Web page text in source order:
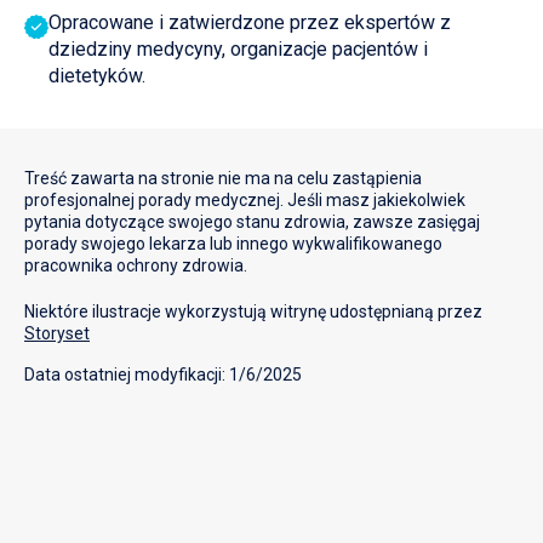
2019.
Mayo Clinic. Blood pressure test. 2018. Accessed on
turning evidence into action. Geneva: World Health
Organization; 2025.
16
Prejbisz A. et al. Wytyczne postępowania w
Ekspertów Polskiego Towarzystwa Nadciśnienia
Tętniczego/Polskiego Towarzystwa
Kardiologicznego, Nadciśnienie Tętnicze w Praktyce
Opracowane i zatwierdzone przez ekspertów z
dziedziny medycyny, organizacje pacjentów i
dietetyków.
Treść zawarta na stronie nie ma na celu zastąpienia
profesjonalnej porady medycznej. Jeśli masz jakiekolwiek
pytania dotyczące swojego stanu zdrowia, zawsze zasięgaj
porady swojego lekarza lub innego wykwalifikowanego
pracownika ochrony zdrowia.
Niektóre ilustracje wykorzystują witrynę udostępnianą przez
Storyset
Data ostatniej modyfikacji: 1/6/2025